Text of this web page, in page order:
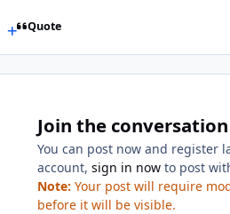
Quote
Join the conversation
You can post now and register
account, sign in now to post
Note: Your post will require
before it will be visible.